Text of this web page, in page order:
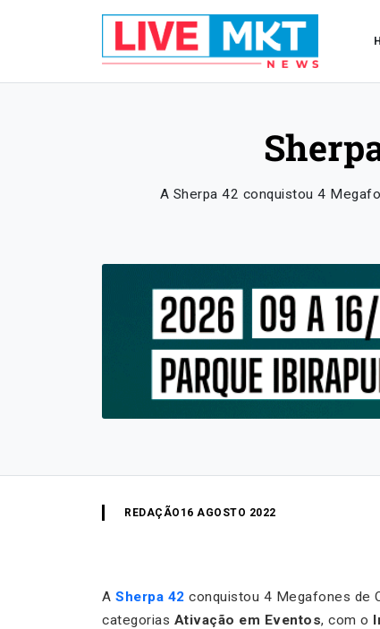
A Sherpa 42 conquistou 4
REDAÇÃO 16 AGOSTO 2022
A Sherpa 42 conquistou 4 Megafones de
categorias Ativação em Eventos, com o